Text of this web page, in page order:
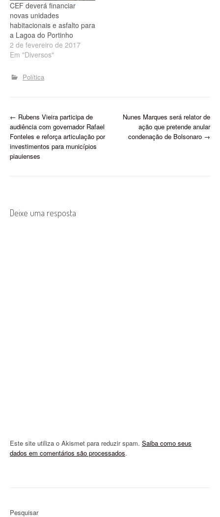
CEF deverá financiar
novas unidades
habitacionais e asfalto para
a Lagoa do Portinho
2 de fevereiro de 2017
Em "Diversos"
Política
P
o
s
a
← Rubens Vieira participa de
audiência com governador Rafael
Fonteles e reforça articulação por
investimentos para municípios
piauienses
Nunes Marques será relator de
ação que pretende anular
condenação de Bolsonaro →
Deixe uma resposta
Este site utiliza o Akismet para reduzir spam. Saiba como seus
dados em comentários são processados.
Pesquisar